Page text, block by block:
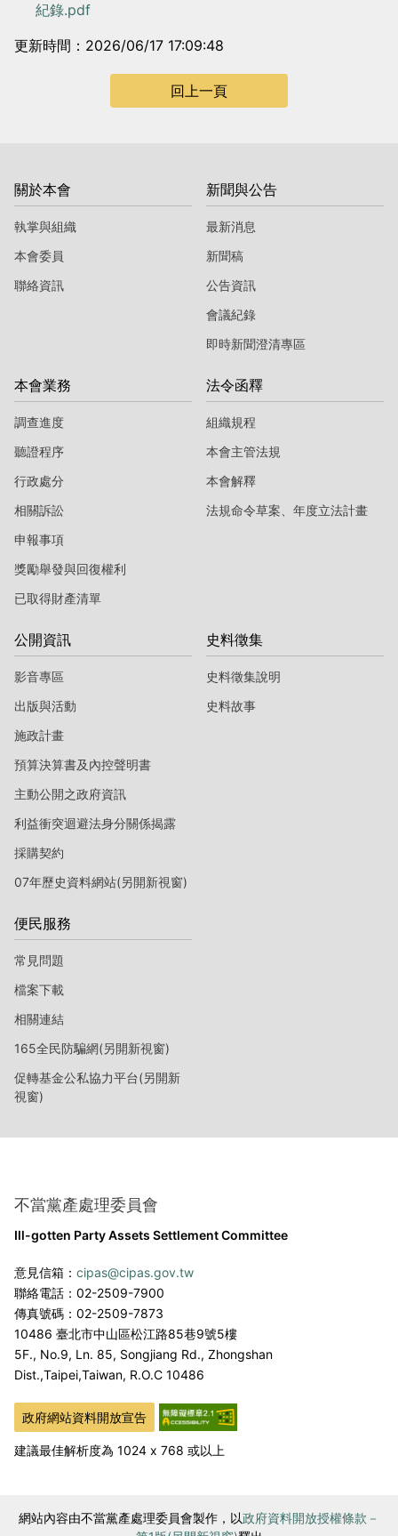
紀錄.pdf
更新時間：2026/06/17 17:09:48
回上一頁
關於本會
執掌與組織
本會委員
聯絡資訊
新聞與公告
最新消息
新聞稿
公告資訊
會議紀錄
即時新聞澄清專區
本會業務
調查進度
聽證程序
行政處分
相關訴訟
申報事項
獎勵舉發與回復權利
已取得財產清單
法令函釋
組織規程
本會主管法規
本會解釋
法規命令草案、年度立法計畫
公開資訊
影音專區
出版與活動
施政計畫
預算決算書及內控聲明書
主動公開之政府資訊
利益衝突迴避法身分關係揭露
採購契約
07年歷史資料網站(另開新視窗)
史料徵集
史料徵集說明
史料故事
便民服務
常見問題
檔案下載
相關連結
165全民防騙網(另開新視窗)
促轉基金公私協力平台(另開新
視窗)
不當黨產處理委員會
Ill-gotten Party Assets Settlement Committee
意見信箱： cipas@cipas.gov.tw
聯絡電話：02-2509-7900
傳真號碼：02-2509-7873
10486 臺北市中山區松江路85巷9號5樓
5F., No.9, Ln. 85, Songjiang Rd., Zhongshan
Dist.,Taipei,Taiwan, R.O.C 10486
政府網站資料開放宣告
建議最佳解析度為 1024 x 768 或以上
網站內容由不當黨產處理委員會製作，以政府資料開放授權條款－